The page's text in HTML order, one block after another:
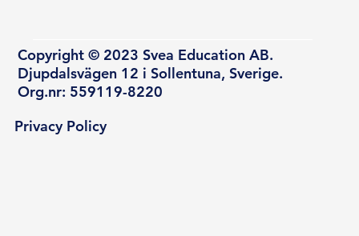
Copyright © 2023 Svea Education AB.
Djupdalsvägen 12 i Sollentuna, Sverige.
Org.nr: 559119-8220
Privacy Policy